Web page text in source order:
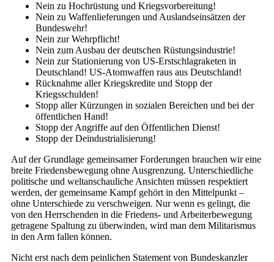
Nein zu Hochrüstung und Kriegsvorbereitung!
Nein zu Waffenlieferungen und Auslandseinsätzen der
Bundeswehr!
Nein zur Wehrpflicht!
Nein zum Ausbau der deutschen Rüstungsindustrie!
Nein zur Stationierung von US-Erstschlagraketen in
Deutschland! US-Atomwaffen raus aus Deutschland!
Rücknahme aller Kriegskredite und Stopp der
Kriegsschulden!
Stopp aller Kürzungen in sozialen Bereichen und bei der
öffentlichen Hand!
Stopp der Angriffe auf den Öffentlichen Dienst!
Stopp der Deindustrialisierung!
Auf der Grundlage gemeinsamer Forderungen brauchen wir eine
breite Friedensbewegung ohne Ausgrenzung. Unterschiedliche
politische und weltanschauliche Ansichten müssen respektiert
werden, der gemeinsame Kampf gehört in den Mittelpunkt –
ohne Unterschiede zu verschweigen. Nur wenn es gelingt, die
von den Herrschenden in die Friedens- und Arbeiterbewegung
getragene Spaltung zu überwinden, wird man dem Militarismus
in den Arm fallen können.
Nicht erst nach dem peinlichen Statement von Bundeskanzler